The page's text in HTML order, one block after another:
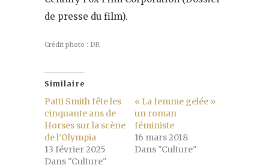
de presse du film).
Crédit photo : DR
Similaire
Patti Smith fête les
cinquante ans de
Horses sur la scène
de l’Olympia
13 février 2025
Dans "Culture"
« La femme gelée »
un roman
féministe
16 mars 2018
Dans "Culture"